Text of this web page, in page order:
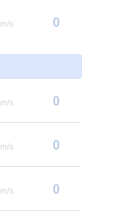
m/s 0
m/s 0
m/s 0
m/s 0